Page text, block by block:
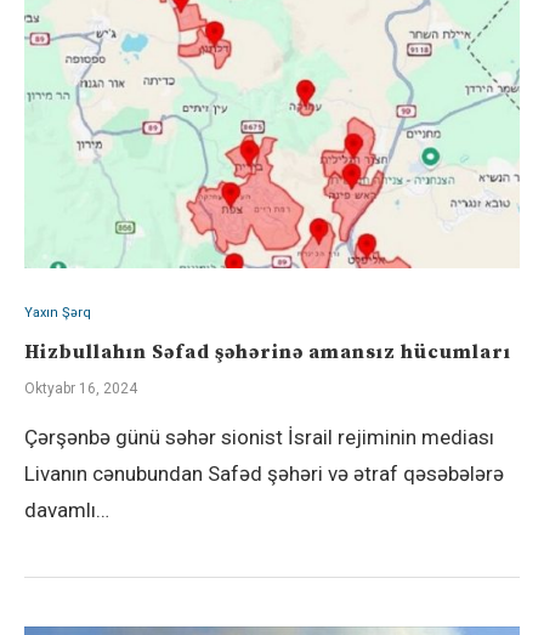
Yaxın Şərq
Hizbullahın Səfad şəhərinə amansız hücumları
Oktyabr 16, 2024
Çərşənbə günü səhər sionist İsrail rejiminin mediası
Livanın cənubundan Safəd şəhəri və ətraf qəsəbələrə
davamlı…